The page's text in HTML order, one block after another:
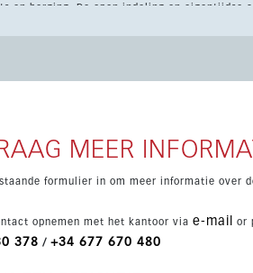
en berging. De open indeling en
MEER
formulier in om meer informatie over
opnemen met het kantoor via e-mail or
378 / +34 677 670 480